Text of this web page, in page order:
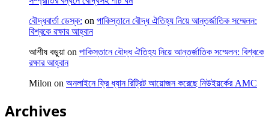
বৌদ্ধবার্তা ডেস্ক: on পাকিস্তানে বৌদ্ধ ঐতিহ্য নিয়ে আন্তর্জাতিক সম্মেলন:
বিশ্বকে রক্ষার আহ্বান
আশীষ বড়ুয়া on পাকিস্তানে বৌদ্ধ ঐতিহ্য নিয়ে আন্তর্জাতিক সম্মেলন: বিশ্বকে
রক্ষার আহ্বান
Milon on অনলাইনে ফ্রি ধ্যান রিট্রিট আয়োজন করেছে নিউইয়র্কের AMC
Archives